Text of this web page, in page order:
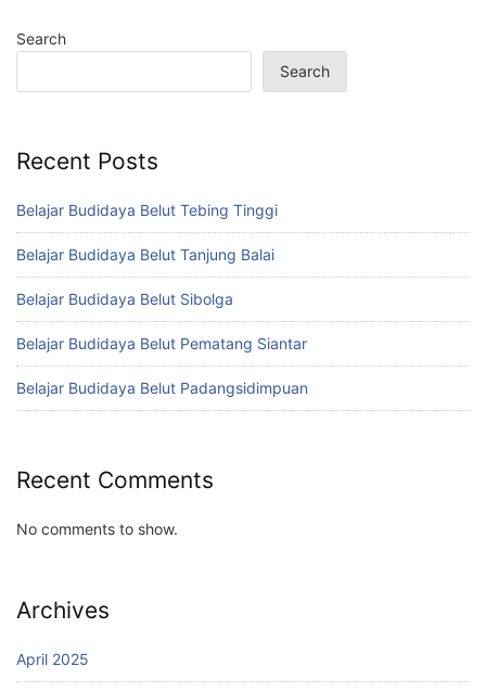
Search
Search
Recent Posts
Belajar Budidaya Belut Tebing Tinggi
Belajar Budidaya Belut Tanjung Balai
Belajar Budidaya Belut Sibolga
Belajar Budidaya Belut Pematang Siantar
Belajar Budidaya Belut Padangsidimpuan
Recent Comments
No comments to show.
Archives
April 2025